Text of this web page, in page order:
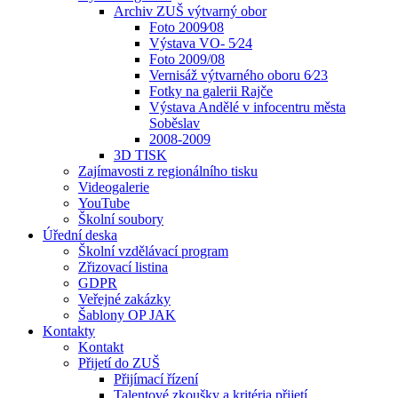
Archiv ZUŠ výtvarný obor
Foto 2009⁄08
Výstava VO- 5⁄24
Foto 2009/08
Vernisáž výtvarného oboru 6⁄23
Fotky na galerii Rajče
Výstava Andělé v infocentru města
Soběslav
2008-2009
3D TISK
Zajímavosti z regionálního tisku
Videogalerie
YouTube
Školní soubory
Úřední deska
Školní vzdělávací program
Zřizovací listina
GDPR
Veřejné zakázky
Šablony OP JAK
Kontakty
Kontakt
Přijetí do ZUŠ
Přijímací řízení
Talentové zkoušky a kritéria přijetí